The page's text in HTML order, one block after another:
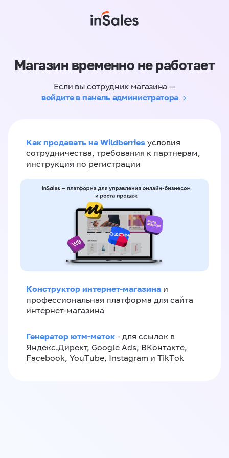
Магазин временно не работает
Если вы сотрудник магазина —
войдите в панель администратора
Как продавать на Wildberries условия
сотрудничества, требования к партнерам,
инструкция по регистрации
Конструктор интернет-магазина и
профессиональная платформа для сайта
интернет-магазина
Генератор ютм-меток - для ссылок в
Яндекс.Директ, Google Ads, ВКонтакте,
Facebook, YouTube, Instagram и TikTok